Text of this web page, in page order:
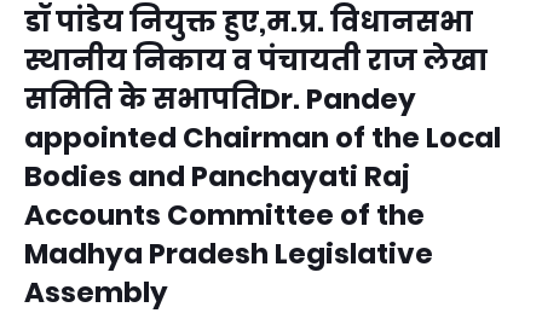
106th birth anniversary of Annabhau Sathe,
a grand procession created history.
डॉ पांडेय नियुक्त हुए,म.प्र. विधानसभा
स्थानीय निकाय व पंचायती राज लेखा
समिति के सभापतिDr. Pandey
appointed Chairman of the Local
Bodies and Panchayati Raj
Accounts Committee of the
Madhya Pradesh Legislative
Assembly